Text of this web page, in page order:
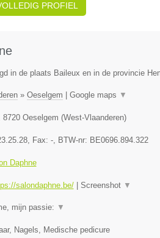
PROFIEL
in de plaats Baileux en in de provincie
» Oeselgem Google maps ▼
8720 Oeselgem (West-Vlaanderen)
, Fax: -, BTW-nr: BE0696.894.322
Daphne
salondaphne.be/| Screenshot ▼
mijn passie: ▼
Nagels, Medische pedicure